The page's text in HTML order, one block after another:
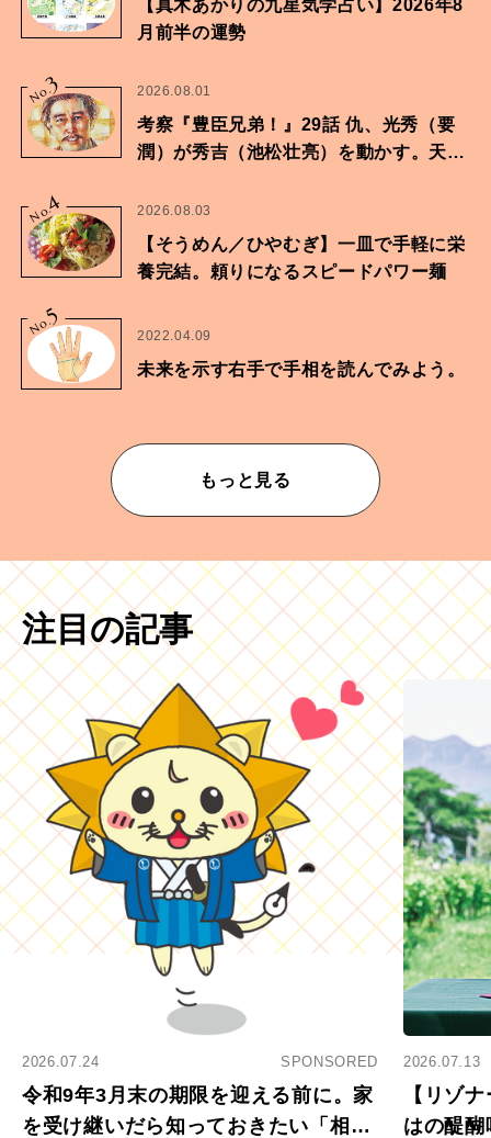
【真木あかりの九星気学占い】2026年8
月前半の運勢
No.3 2026.08.01
考察『豊臣兄弟！』29話 仇、光秀（要
潤）が秀吉（池松壮亮）を動かす。天下
No.
4 2026.08.03
【そうめん／ひやむぎ】一皿で手軽に栄
養完結。頼りになるスピードパワー麺
No.5
2022.04.09
未来を示す右手で手相を読んでみよう。
もっと見る
注目の記事
2026.07.24 SPONSORED
令和9年3月末の期限を迎える前に。家
を受け継いだら知っておきたい「相続
2026.07.13
【リゾ
はの醍